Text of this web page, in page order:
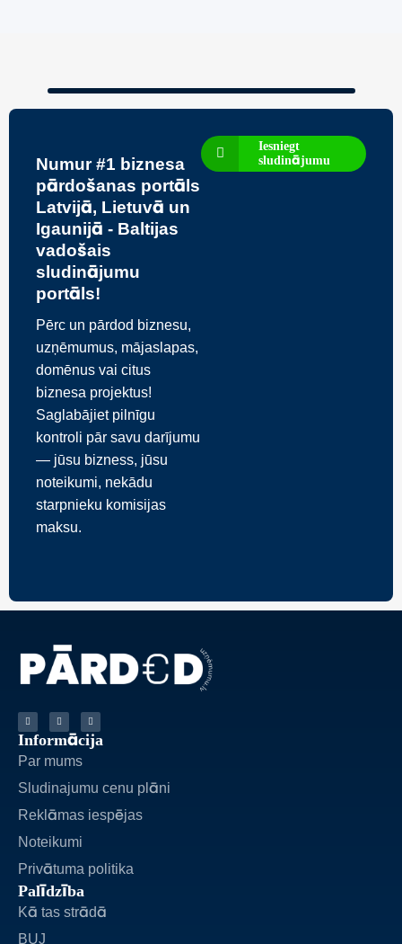
Numur #1 biznesa
pārdošanas portāls
Latvijā, Lietuvā un
Igaunijā - Baltijas
vadošais
sludinājumu
portāls!
Pērc un pārdod biznesu,
uzņēmumus, mājaslapas,
domēnus vai citus
biznesa projektus!
Saglabājiet pilnīgu
kontroli pār savu darījumu
— jūsu bizness, jūsu
noteikumi, nekādu
starpnieku komisijas
maksu.
Iesniegt
sludinājumu
Informācija
Par mums
Sludinajumu cenu plāni
Reklāmas iespējas
Noteikumi
Privātuma politika
Palīdzība
Kā tas strādā
BUJ